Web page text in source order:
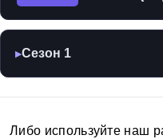
▶Сезон 1
Либо используйте наш